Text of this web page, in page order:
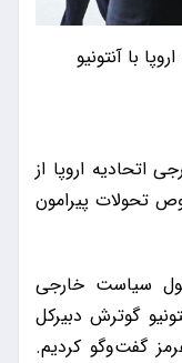
با آنتونیو
اتحادیه اروپا از
تحولات پیرامون
سیاست خارجی
گوترش دبیرکل
گفت‌و‌گو کردیم.